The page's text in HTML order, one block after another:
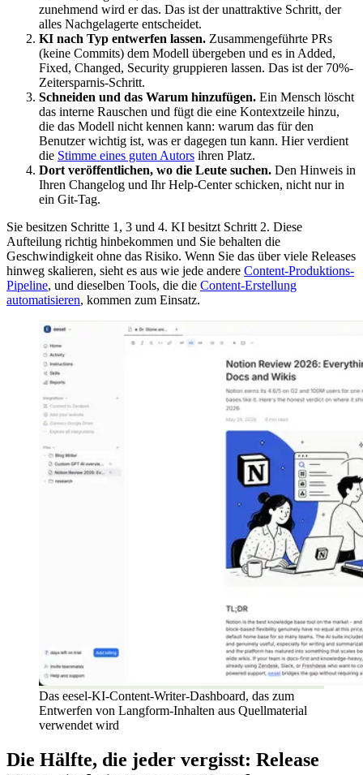
zunehmend wird er das. Das ist der unattraktive Schritt, der
alles Nachgelagerte entscheidet.
KI nach Typ entwerfen lassen. Zusammengeführte PRs
(keine Commits) dem Modell übergeben und es in Added,
Fixed, Changed, Security gruppieren lassen. Das ist der 70%-
Zeitersparnis-Schritt.
Schneiden und das Warum hinzufügen. Ein Mensch löscht
das interne Rauschen und fügt die eine Kontextzeile hinzu,
die das Modell nicht kennen kann: warum das für den
Benutzer wichtig ist, was er dagegen tun kann. Hier verdient
die Stimme eines guten Autors ihren Platz.
Dort veröffentlichen, wo die Leute suchen. Den Hinweis in
Ihren Changelog und Ihr Help-Center schicken, nicht nur in
ein Git-Tag.
Sie besitzen Schritte 1, 3 und 4. KI besitzt Schritt 2. Diese
Aufteilung richtig hinbekommen und Sie behalten die
Geschwindigkeit ohne das Risiko. Wenn Sie das über viele Releases
hinweg skalieren, sieht es aus wie jede andere Content-Produktions-
Pipeline, und dieselben Tools, die die Content-Erstellung
automatisieren, kommen zum Einsatz.
Das eesel-KI-Content-Writer-Dashboard, das zum
Entwerfen von Langform-Inhalten aus Quellmaterial
verwendet wird
Die Hälfte, die jeder vergisst: Release